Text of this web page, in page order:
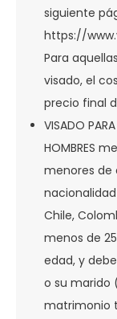
siguiente
https://
Para
visado, el
precio final
VISADO
HOMBRES
menores de
Chile,
menos de
edad, y
o su marido
matrimonio